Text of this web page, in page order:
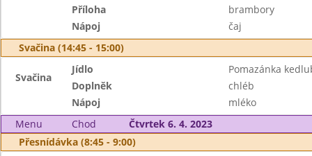
Příloha
brambory
Nápoj
čaj
Svačina (14:45 - 15:00)
Svačina
Jídlo
Pomazánka
Doplněk
chléb
Nápoj
mléko
Menu
Chod
Čtvrtek 6. 4. 2023
Přesnídávka (8:45 - 9:00)